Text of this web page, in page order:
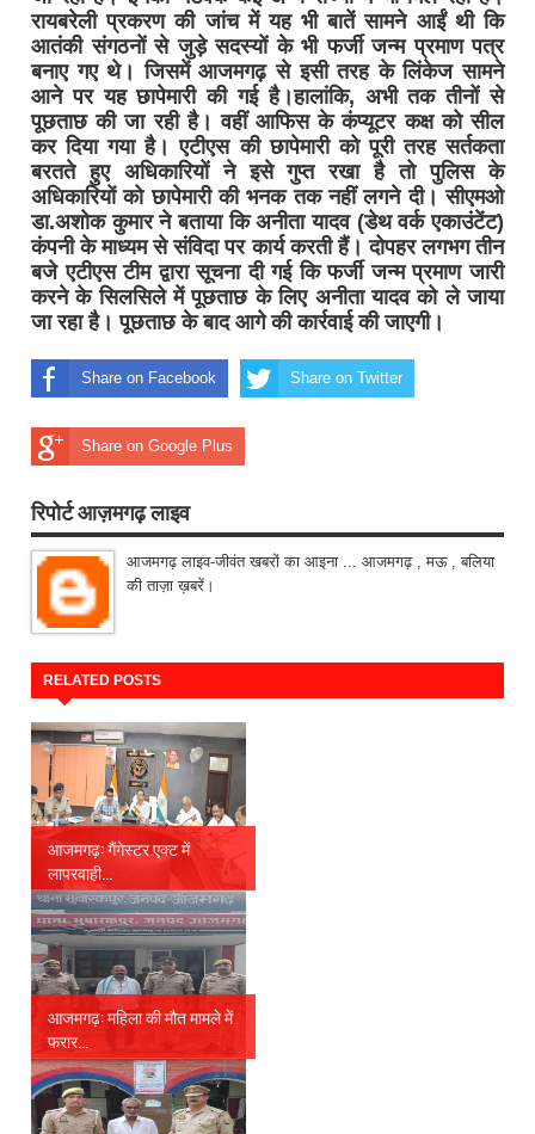
रायबरेली प्रकरण की जांच में यह भी बातें सामने आईं थी कि
आतंकी संगठनों से जुड़े सदस्यों के भी फर्जी जन्म प्रमाण पत्र
बनाए गए थे। जिसमें आजमगढ़ से इसी तरह के लिंकेज सामने
आने पर यह छापेमारी की गई है।हालांकि, अभी तक तीनों से
पूछताछ की जा रही है। वहीं आफिस के कंप्यूटर कक्ष को सील
कर दिया गया है। एटीएस की छापेमारी को पूरी तरह सर्तकता
बरतते हुए अधिकारियों ने इसे गुप्त रखा है तो पुलिस के
अधिकारियाें को छापेमारी की भनक तक नहीं लगने दी। सीएमओ
डा.अशोक कुमार ने बताया कि अनीता यादव (डेथ वर्क एकाउंटेंट)
कंपनी के माध्यम से संविदा पर कार्य करती हैं। दोपहर लगभग तीन
बजे एटीएस टीम द्वारा सूचना दी गई कि फर्जी जन्म प्रमाण जारी
करने के सिलसिले में पूछताछ के लिए अनीता यादव को ले जाया
जा रहा है। पूछताछ के बाद आगे की कार्रवाई की जाएगी।
Share on Facebook Share on Twitter
Share on Google Plus
रिपोर्ट आज़मगढ़ लाइव
आजमगढ़ लाइव-जीवंत खबरों का आइना ... आजमगढ़ , मऊ , बलिया
की ताज़ा ख़बरें।
RELATED POSTS
आजमगढ़: गैंगेस्टर एक्ट में
लापरवाही...
आजमगढ़: महिला की मौत मामले में
फरार...